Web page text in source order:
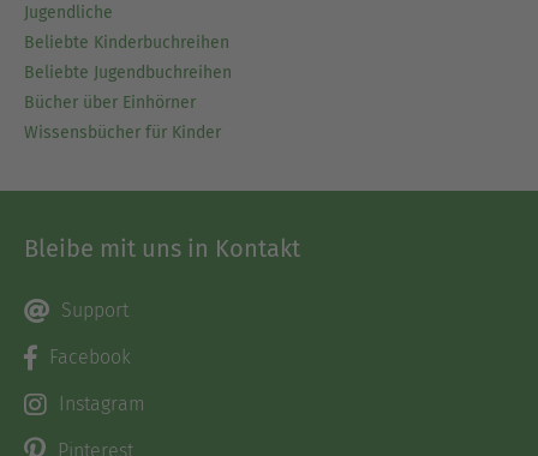
Jugendliche
Beliebte Kinderbuchreihen
Beliebte Jugendbuchreihen
Bücher über Einhörner
Wissensbücher für Kinder
Bleibe mit uns in Kontakt
Support
Facebook
Instagram
Pinterest